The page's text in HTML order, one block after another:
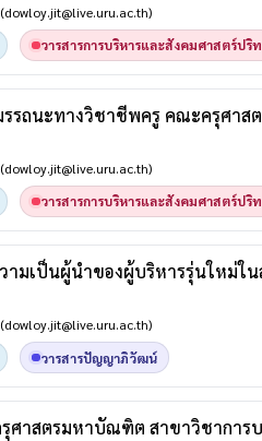
(dowloy.jit@live.uru.ac.th)
วารสารการบริหารและสังคมศาสตร์ปริ
รถนะทางวิชาชีพครู คณะครุศาส
(dowloy.jit@live.uru.ac.th)
วารสารการบริหารและสังคมศาสตร์ปริ
มเป็นผู้นำของผู้บริหารรุ่นใหม่ใ
(dowloy.jit@live.uru.ac.th)
วารสารปัญญาภิวัฒน์
ศาสตรมหาบัณฑิต สาขาวิชาการ